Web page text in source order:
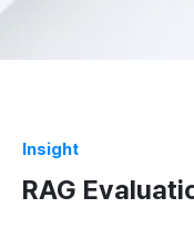
Insight
RAG